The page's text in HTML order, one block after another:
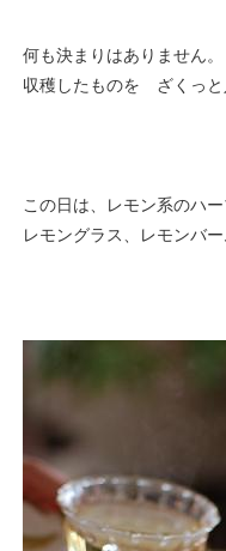
何も決まりはありません。
収穫したものを ざくっと
この日は、レモン系のハー
レモングラス、レモンバ